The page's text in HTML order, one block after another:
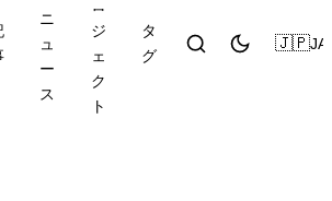
ニ
ュ
ー
ス
ロ
ジ
ェ
ク
ト
タ
グ
🇯🇵JA